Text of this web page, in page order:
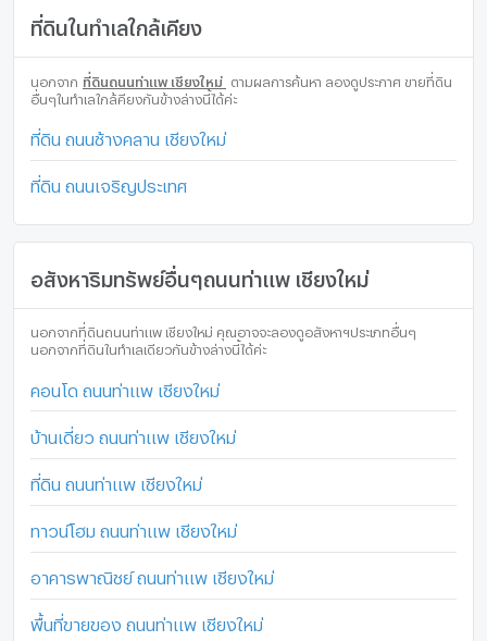
ที่ดินในทำเลใกล้เคียง
นอกจาก ที่ดินถนนท่าแพ เชียงใหม่
ตามผลการค้นหา ลองดูประกาศ ขายที่ดิน
อื่นๆในทำเลใกล้คียงกันข้างล่างนี้ได้ค่ะ
ที่ดิน ถนนช้างคลาน เชียงใหม่
ที่ดิน ถนนเจริญประเทศ
อสังหาริมทรัพย์อื่นๆถนนท่าแพ เชียงใหม่
นอกจากที่ดินถนนท่าแพ เชียงใหม่ คุณอาจจะลองดูอสังหาฯประเภทอื่นๆ
นอกจากที่ดินในทำเลเดียวกันข้างล่างนี้ได้ค่ะ
คอนโด ถนนท่าแพ เชียงใหม่
บ้านเดี่ยว ถนนท่าแพ เชียงใหม่
ที่ดิน ถนนท่าแพ เชียงใหม่
ทาวน์โฮม ถนนท่าแพ เชียงใหม่
อาคารพาณิชย์ ถนนท่าแพ เชียงใหม่
พื้นที่ขายของ ถนนท่าแพ เชียงใหม่